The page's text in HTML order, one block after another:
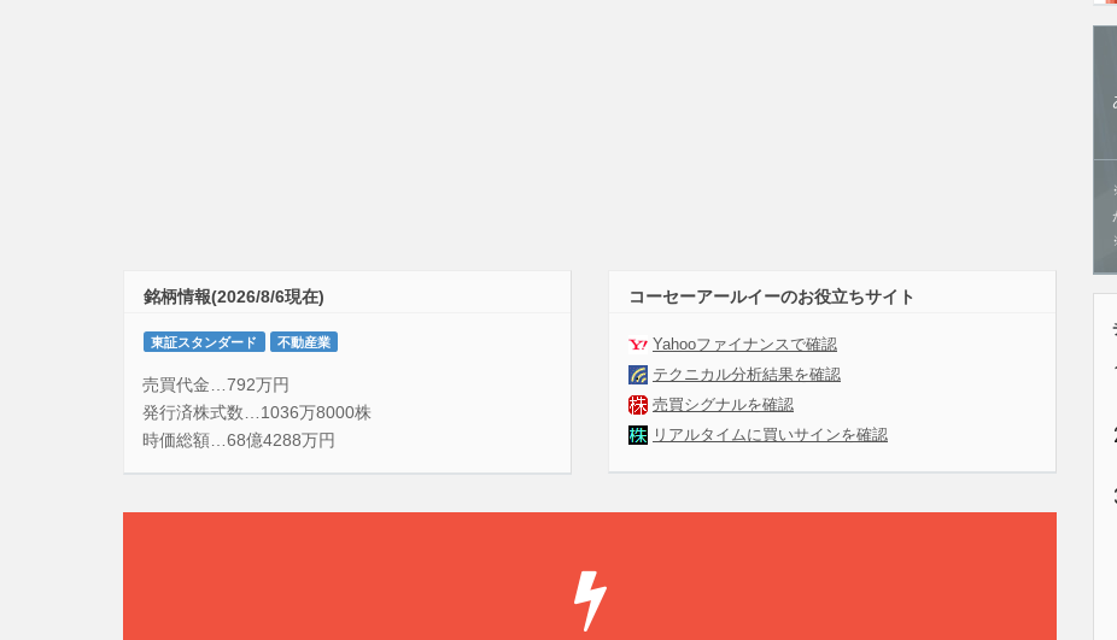
銘柄情報(2026/8/6現在)
東証スタンダード 不動産業
売買代金…792万円
発行済株式数…1036万8000株
時価総額…68億4288万円
コーセーアールイーのお役立ちサイト
Yahooファイナンスで確認
テクニカル分析結果を確認
売買シグナルを確認
リアルタイムに買いサインを確認